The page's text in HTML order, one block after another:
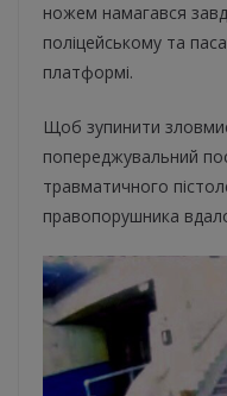
ножем намагався
поліцейському та
платформі.
Щоб зупинити
попереджувальний
травматичного
правопорушника